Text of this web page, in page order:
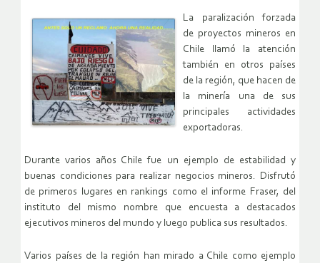
La paralización forzada
de proyectos mineros en
Chile llamó la atención
también en otros países
de la región, que hacen de
la minería una de sus
principales actividades
exportadoras.
Durante varios años Chile fue un ejemplo de estabilidad y
buenas condiciones para realizar negocios mineros. Disfrutó
de primeros lugares en rankings como el informe Fraser, del
instituto del mismo nombre que encuesta a destacados
ejecutivos mineros del mundo y luego publica sus resultados.
Varios países de la región han mirado a Chile como ejemplo